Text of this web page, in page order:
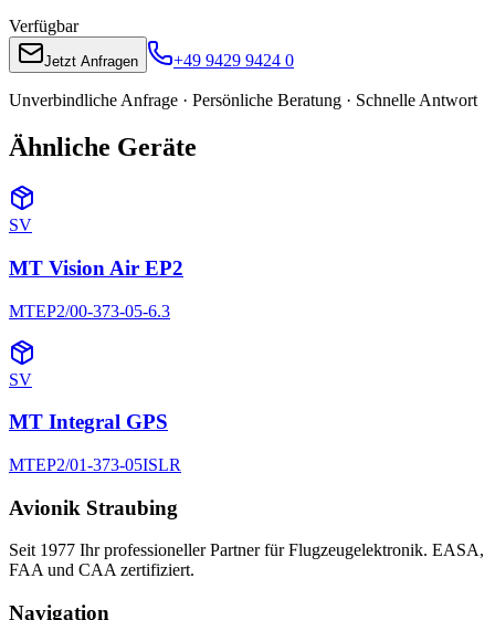
Verfügbar
Jetzt Anfragen +49 9429 9424 0
Unverbindliche Anfrage · Persönliche Beratung · Schnelle Antwort
Ähnliche Geräte
SV
MT Vision Air EP2
MTEP2/00-373-05-6.3
SV
MT Integral GPS
MTEP2/01-373-05ISLR
Avionik Straubing
Seit 1977 Ihr professioneller Partner für Flugzeugelektronik. EASA,
FAA und CAA zertifiziert.
Navigation